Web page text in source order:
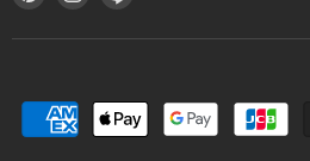
n
r
s
N
見